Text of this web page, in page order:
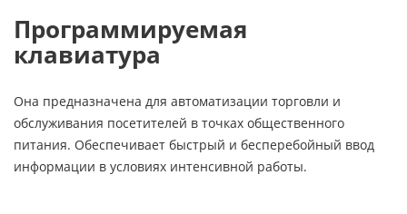
Программируемая
клавиатура
Она предназначена для автоматизации торговли и
обслуживания посетителей в точках общественного
питания. Обеспечивает быстрый и бесперебойный ввод
информации в условиях интенсивной работы.